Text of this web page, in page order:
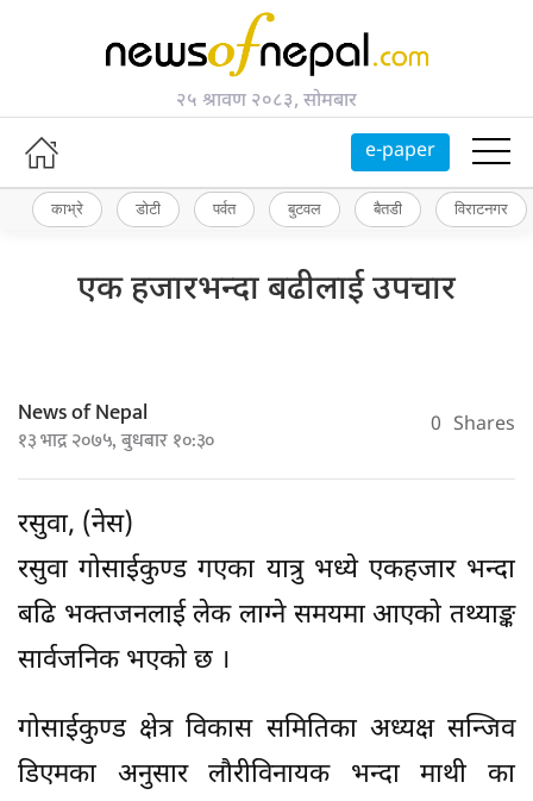
२५ श्रावण २०८३, सोमबार
e-paper
काभ्रे डोटी पर्वत बुटवल बैतडी विराटनगर
एक हजारभन्दा बढीलाई उपचार
News of Nepal
१३ भाद्र २०७५, बुधबार १०:३० 0 Shares
रसुवा, (नेस)
रसुवा गोसाईकुण्ड गएका यात्रु भध्ये एकहजार भन्दा
बढि भक्तजनलाई लेक लाग्ने समयमा आएको तथ्याङ्क
सार्वजनिक भएको छ ।
गोसाईकुण्ड क्षेत्र विकास समितिका अध्यक्ष सन्जिव
डिएमका अनुसार लौरीविनायक भन्दा माथी का